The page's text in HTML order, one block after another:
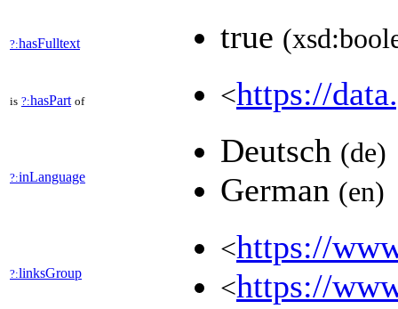
?:hasFulltext true
is ?:hasPart of <https://
?:inLanguage
Deutsch (de)
German (en)
?:linksGroup
<https://
<https://